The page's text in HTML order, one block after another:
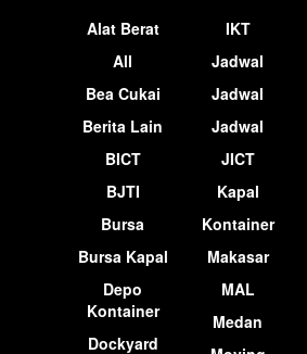
Alat Berat
All
Bea Cukai
Berita Lain
BICT
BJTI
Bursa
Bursa Kapal
Depo
Kontainer
Dockyard
IKT
Jadwal
Jadwal
Jadwal
JICT
Kapal
Kontainer
Makasar
MAL
Medan